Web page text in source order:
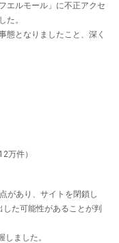
エルモール」に不正アクセ
た。
態となりましたこと、深く
万件）
があり、サイトを閉鎖し
た可能性があることが判
しました。